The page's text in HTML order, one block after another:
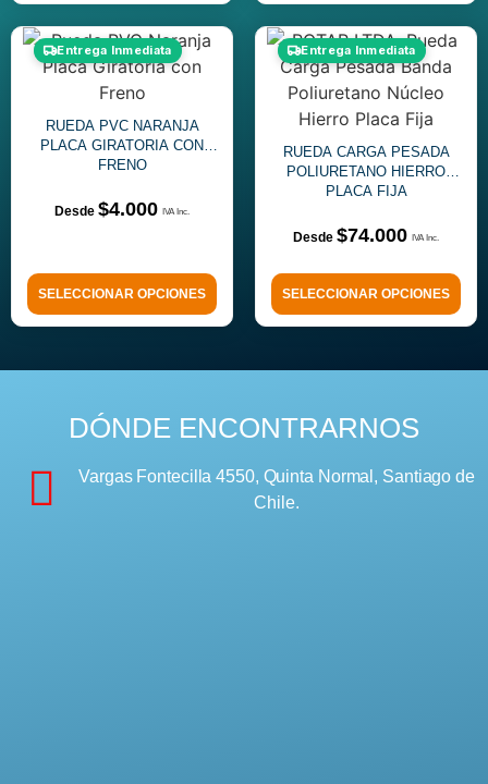
Entrega Inmediata
RUEDA PVC NARANJA
PLACA GIRATORIA CON
FRENO
$4.000
SELECCIONAR OPCIONES
Entrega Inmediata
RUEDA CARGA PESADA
POLIURETANO HIERRO
PLACA FIJA
$74.000
SELECCIONAR OPCIONES
DÓNDE ENCONTRARNOS
Vargas Fontecilla 4550, Quinta Normal, Santiago de
Chile.